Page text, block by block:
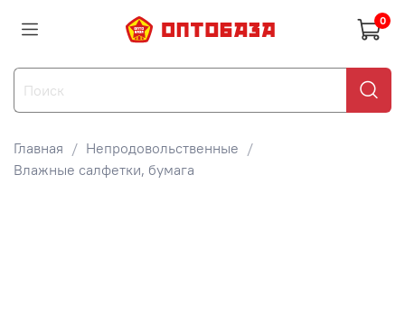
0
Главная
Непродовольственные
Влажные салфетки, бумага